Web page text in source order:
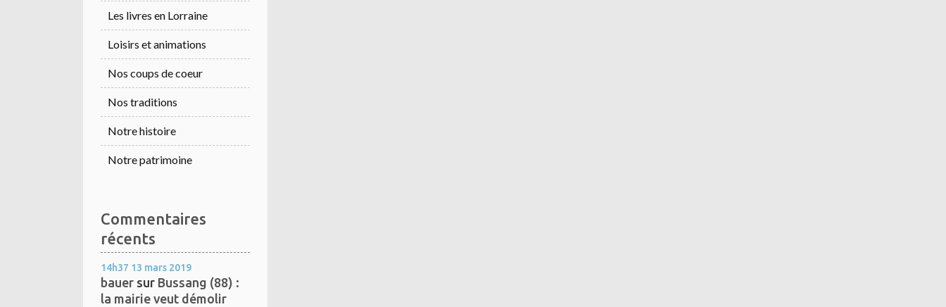
Les livres en Lorraine
Loisirs et animations
Nos coups de coeur
Nos traditions
Notre histoire
Notre patrimoine
Commentaires
récents
14h37 13 mars 2019
bauer sur Bussang (88) :
la mairie veut démolir